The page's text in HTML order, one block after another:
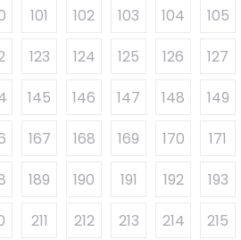
101 102 103 104 105
123 124 125 126 127
145 146 147 148 149
167 168 169 170 171
189 190 191 192 193
211 212 213 214 215